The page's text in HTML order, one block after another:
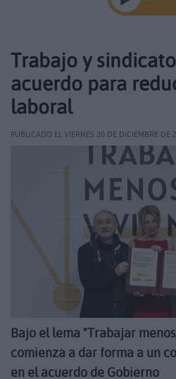
Trabajo y
acuerdo para
laboral
PUBLICADO EL VIERNES 20 DE DICIEMBRE DE
Bajo el lema "Trabajar
comienza a dar forma a un
en el acuerdo de Gobierno